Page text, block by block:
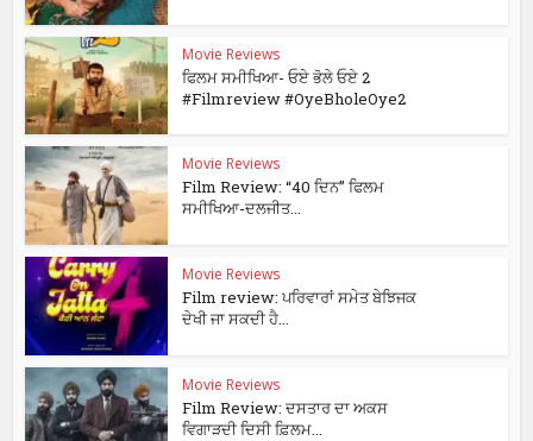
Movie Reviews
ਫਿਲਮ ਸਮੀਖਿਆ- ਓਏ ਭੋਲੇ ਓਏ 2
#Filmreview #OyeBholeOye2
Movie Reviews
Film Review: “40 ਦਿਨ” ਫਿਲਮ
ਸਮੀਖਿਆ-ਦਲਜੀਤ...
Movie Reviews
Film review: ਪਰਿਵਾਰਾਂ ਸਮੇਤ ਬੇਝਿਜਕ
ਦੇਖੀ ਜਾ ਸਕਦੀ ਹੈ...
Movie Reviews
Film Review: ਦਸਤਾਰ ਦਾ ਅਕਸ
ਵਿਗਾੜਦੀ ਦਿਸੀ ਫ਼ਿਲਮ...